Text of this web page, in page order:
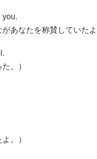
you.
あなたを称賛していたよ
。）
。）